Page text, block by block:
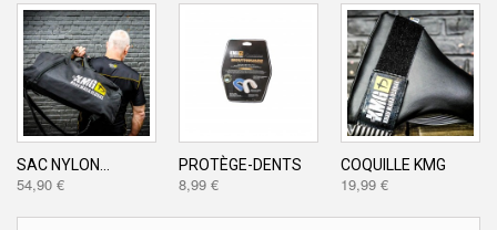
SAC NYLON...
54,90 €
PROTÈGE-DENTS
8,99 €
COQUILLE KMG
19,99 €